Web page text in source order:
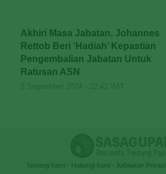
Akhiri Masa Jabatan, Johannes
Rettob Beri ‘Hadiah’ Kepastian
Pengembalian Jabatan Untuk
Ratusan ASN
Tentang Kami Hubungi Kami Kebijakan Privasi